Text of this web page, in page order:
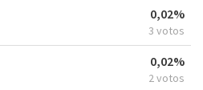
0,02%
3 votos
0,02%
2 votos